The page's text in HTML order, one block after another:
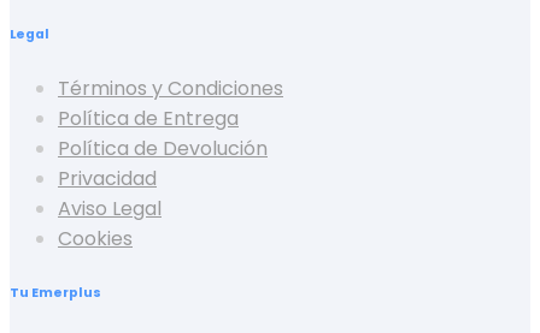
Legal
Términos y Condiciones
Política de Entrega
Política de Devolución
Privacidad
Aviso Legal
Cookies
Tu Emerplus